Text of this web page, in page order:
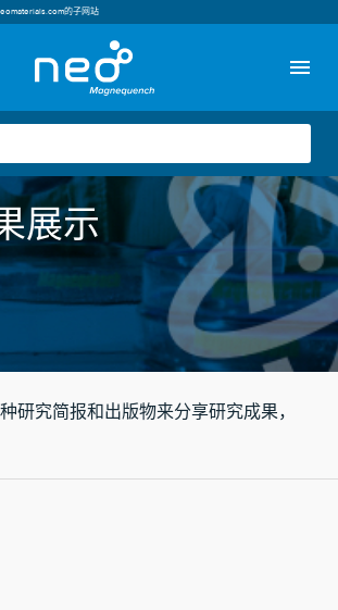
的子网站
menu
展示
研究简报和出版物来分享研究成果，